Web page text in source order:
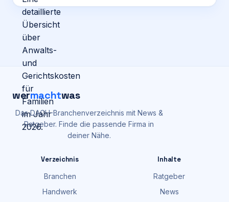
wermachtwas
Das DACH-Branchenverzeichnis mit News &
Ratgeber. Finde die passende Firma in
deiner Nähe.
Verzeichnis
Branchen
Handwerk
Inhalte
Ratgeber
News